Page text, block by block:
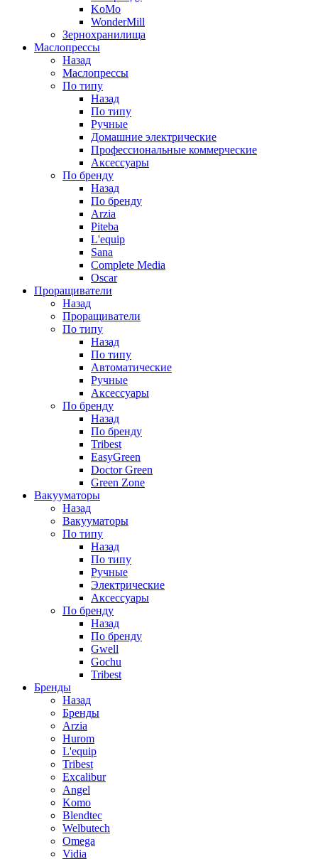
KoMo
WonderMill
Зернохранилища
Маслопрессы
Назад
Маслопрессы
По типу
Назад
По типу
Ручные
Домашние электрические
Профессиональные коммерческие
Аксессуары
По бренду
Назад
По бренду
Arzia
Piteba
L'equip
Sana
Complete Media
Oscar
Проращиватели
Назад
Проращиватели
По типу
Назад
По типу
Автоматические
Ручные
Аксессуары
По бренду
Назад
По бренду
Tribest
EasyGreen
Doctor Green
Green Zone
Вакууматоры
Назад
Вакууматоры
По типу
Назад
По типу
Ручные
Электрические
Аксессуары
По бренду
Назад
По бренду
Gwell
Gochu
Tribest
Бренды
Назад
Бренды
Arzia
Hurom
L'equip
Tribest
Excalibur
Angel
Komo
Blendtec
Welbutech
Omega
Vidia